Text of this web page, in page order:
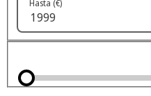
Hasta (€)